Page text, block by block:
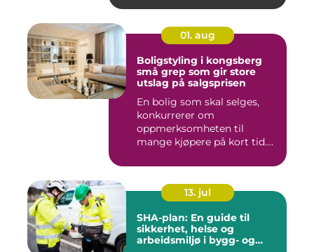
01. aug
Boligstyling i kongsberg
små grep som gir store
utslag på salgsprisen
En bolig som skal selges,
konkurrerer om
oppmerksomheten til
mange kjøpere på kort tid.
13. jul
SHA-plan: En guide til
sikkerhet, helse og
arbeidsmiljø i bygg- og